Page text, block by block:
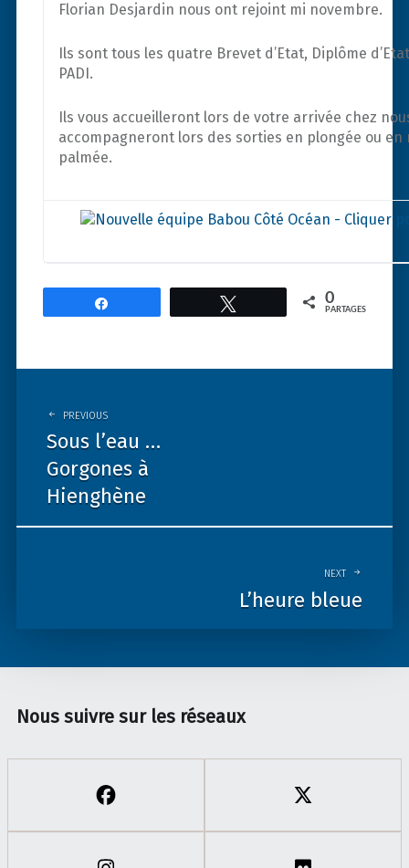
Florian Desjardin nous ont rejoint mi novembre.
Ils sont tous les quatre Brevet d’Etat, Diplôme
PADI.
Ils vous accueilleront lors de votre arrivée chez
accompagneront lors des sorties en plongée ou en
palmée.
0
PARTAGES
navigation
PREVIOUS
Sous l’eau …
Gorgones à
Hienghène
NEXT
L’heure bleue
Nous suivre sur les réseaux